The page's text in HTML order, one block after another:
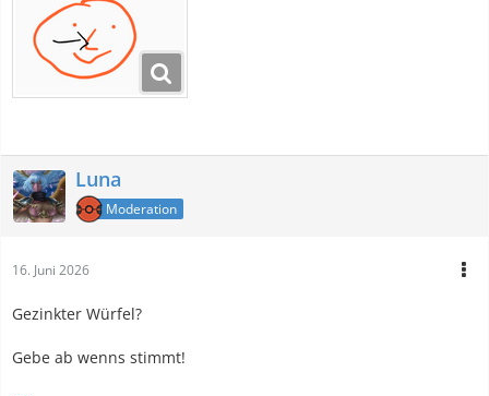
Luna
Moderation
16. Juni 2026
Gezinkter Würfel?
Gebe ab wenns stimmt!